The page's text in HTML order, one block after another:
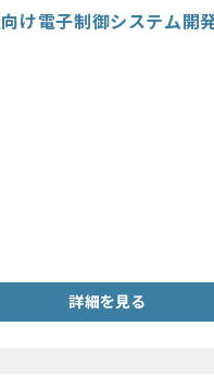
向け電子制御システム開
詳細を見る